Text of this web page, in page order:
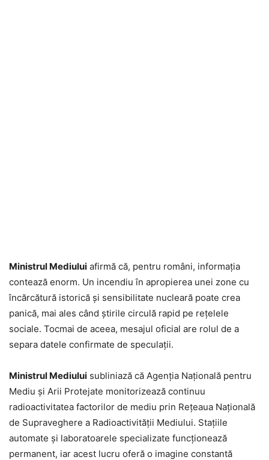
Ministrul Mediului afirmă că, pentru români, informația
contează enorm. Un incendiu în apropierea unei zone cu
încărcătură istorică și sensibilitate nucleară poate crea
panică, mai ales când știrile circulă rapid pe rețelele
sociale. Tocmai de aceea, mesajul oficial are rolul de a
separa datele confirmate de speculații.
Ministrul Mediului subliniază că Agenția Națională pentru
Mediu și Arii Protejate monitorizează continuu
radioactivitatea factorilor de mediu prin Rețeaua Națională
de Supraveghere a Radioactivității Mediului. Stațiile
automate și laboratoarele specializate funcționează
permanent, iar acest lucru oferă o imagine constantă